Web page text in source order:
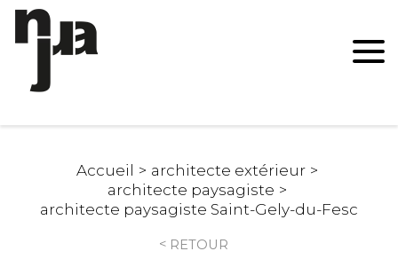
Accueil
architecte extérieur
architecte paysagiste
architecte paysagiste Saint-Gely-du-Fesc
RETOUR